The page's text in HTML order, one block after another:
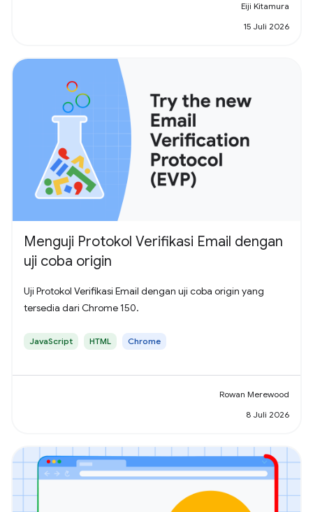
Eiji Kitamura
15 Juli 2026
Menguji Protokol Verifikasi Email dengan
uji coba origin
Uji Protokol Verifikasi Email dengan uji coba origin yang
tersedia dari Chrome 150.
JavaScript HTML Chrome
Rowan Merewood
8 Juli 2026